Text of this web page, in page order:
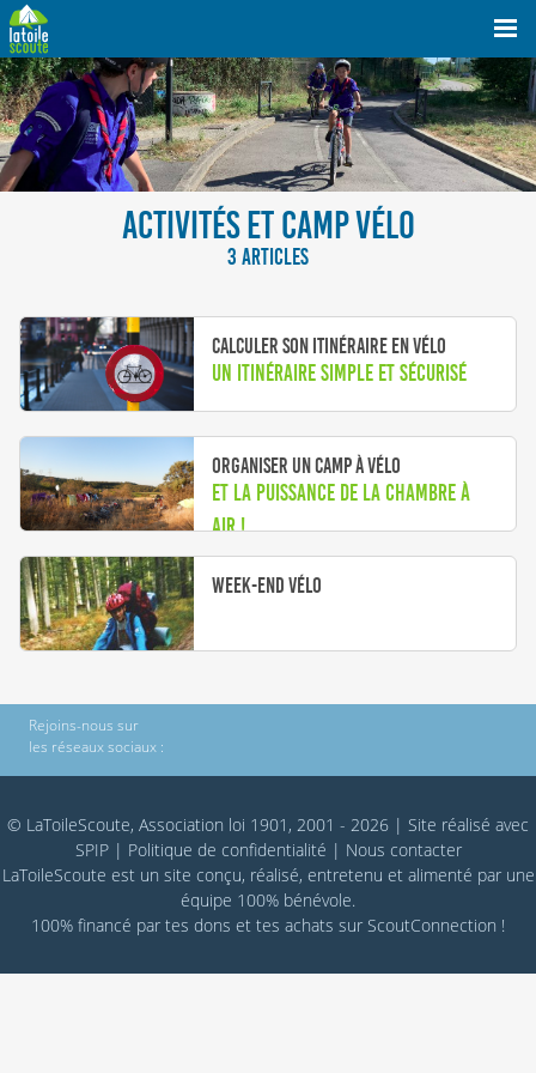
ACTIVITÉS ET CAMP VÉLO
3 ARTICLES
Calculer son itinéraire en vélo
Un itinéraire simple et sécurisé
Organiser un camp à vélo
Et la puissance de la chambre à
air !
Week-end vélo
Rejoins-nous sur
les réseaux sociaux :
© LaToileScoute, Association loi 1901, 2001 - 2026 | Site réalisé avec
SPIP| Politique de confidentialité | Nous contacter
LaToileScoute est un site conçu, réalisé, entretenu et alimenté par une
équipe 100% bénévole.
100% financé par tes dons et tes achats sur ScoutConnection !